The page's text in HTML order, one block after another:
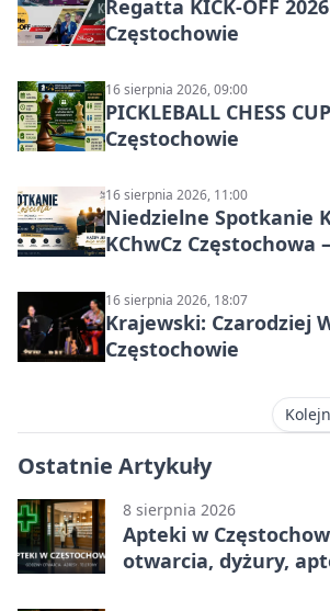
Regatta KICK-OFF
Częstochowie
16 sierpnia 2026, 09:00
PICKLEBALL CHESS
Częstochowie
16 sierpnia 2026, 11:00
Niedzielne Spotkanie
KChwCz Częstochowa
16 sierpnia 2026, 18:07
Krajewski: Czarodziej
Częstochowie
Ostatnie Artykuły
8 sierpnia 2026
Apteki w
otwarcia, dyżury,